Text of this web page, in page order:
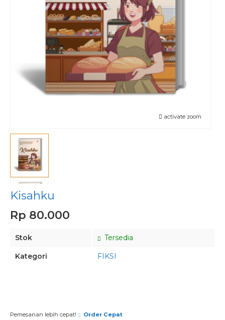
activate zoom
Kisahku
Rp 80.000
Stok Tersedia
Kategori FIKSI
Pemesanan lebih cepat! Order Cepat